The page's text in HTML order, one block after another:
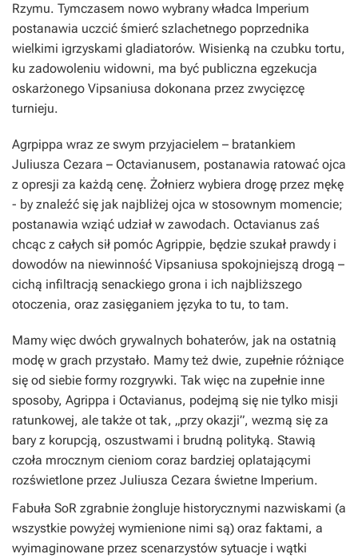
Rzymu. Tymczasem nowo wybrany władca Imperium
postanawia uczcić śmierć szlachetnego poprzednika
wielkimi igrzyskami gladiatorów. Wisienką na czubku tortu,
ku zadowoleniu widowni, ma być publiczna egzekucja
oskarżonego Vipsaniusa dokonana przez zwycięzcę
turnieju.
Agrpippa wraz ze swym przyjacielem – bratankiem
Juliusza Cezara – Octavianusem, postanawia ratować ojca
z opresji za każdą cenę. Żołnierz wybiera drogę przez mękę
- by znaleźć się jak najbliżej ojca w stosownym momencie;
postanawia wziąć udział w zawodach. Octavianus zaś
chcąc z całych sił pomóc Agrippie, będzie szukał prawdy i
dowodów na niewinność Vipsaniusa spokojniejszą drogą –
cichą infiltracją senackiego grona i ich najbliższego
otoczenia, oraz zasięganiem języka to tu, to tam.
Mamy więc dwóch grywalnych bohaterów, jak na ostatnią
modę w grach przystało. Mamy też dwie, zupełnie różniące
się od siebie formy rozgrywki. Tak więc na zupełnie inne
sposoby, Agrippa i Octavianus, podejmą się nie tylko misji
ratunkowej, ale także ot tak, „przy okazji”, wezmą się za
bary z korupcją, oszustwami i brudną polityką. Stawią
czoła mrocznym cieniom coraz bardziej oplatającymi
rozświetlone przez Juliusza Cezara świetne Imperium.
Fabuła SoR zgrabnie żongluje historycznymi nazwiskami (a
wszystkie powyżej wymienione nimi są) oraz faktami, a
wyimaginowane przez scenarzystów sytuacje i wątki